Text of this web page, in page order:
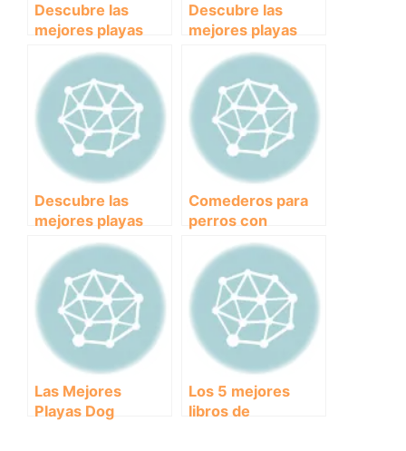
Descubre las
mejores playas
para ir con tu
perro en Asturias
y disfrutar del
verano juntos.
Descubre las
mejores playas
dog-friendly en
Tarragona para
disfrutar con tu
perro este verano
Descubre las
mejores playas
para disfrutar con
tu perro en
Cataluña
Comederos para
perros con
ansiedad: cómo
elegir el mejor y
reducir la
preocupación en
tu mascota
Las Mejores
Playas Dog
Los 5 mejores
libros de